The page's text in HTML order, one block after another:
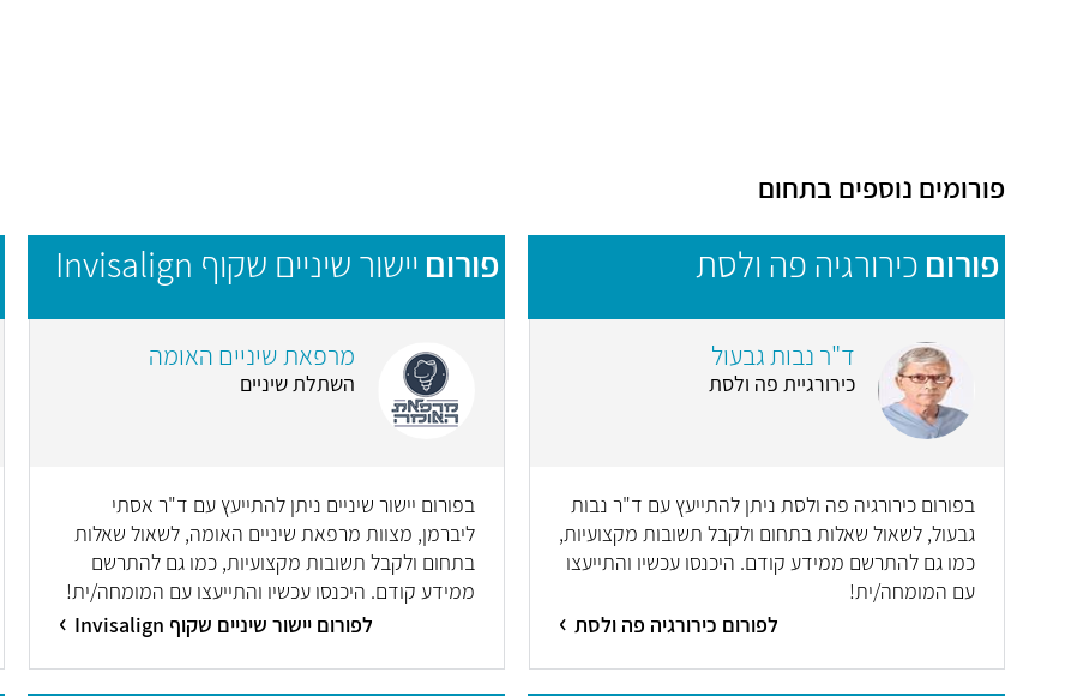
פורומים נוספים בתחום
פורום כירורגיה פה ולסת
ד"ר נבות גבעול
כירורגיית פה ולסת
בפורום כירורגיה פה ולסת ניתן להתייעץ עם ד"ר נבות
גבעול, לשאול שאלות בתחום ולקבל תשובות מקצועיות,
כמו גם להתרשם ממידע קודם. היכנסו עכשיו והתייעצו
עם המומחה/ית!
לפורום כירורגיה פה ולסת
פורום יישור שיניים שקוף Invisalign
מרפאת שיניים האומה
השתלת שיניים
בפורום יישור שיניים ניתן להתייעץ עם ד"ר אסתי
ליברמן, מצוות מרפאת שיניים האומה, לשאול שאלות
בתחום ולקבל תשובות מקצועיות, כמו גם להתרשם
ממידע קודם. היכנסו עכשיו והתייעצו עם המומחה/ית!
לפורום יישור שיניים שקוף Invisalign